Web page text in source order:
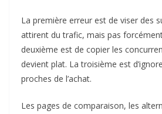
La première erreur est de viser des
attirent du trafic, mais pas
deuxième est de copier les
devient plat. La troisième est
proches de l’achat.
Les pages de comparaison, les